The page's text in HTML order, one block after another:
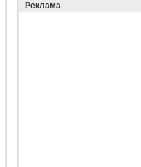
Реклама